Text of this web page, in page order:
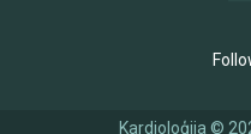
Kardioloģija ©